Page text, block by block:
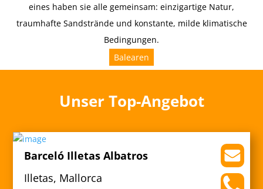
eines haben sie alle gemeinsam: einzigartige Natur,
traumhafte Sandstrände und konstante, milde klimatische
Bedingungen.
Balearen
Unser Top-Angebot
Barceló Illetas Albatros
Illetas, Mallorca